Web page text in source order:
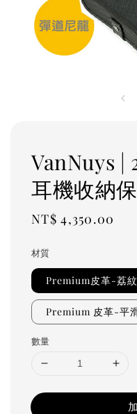
VanNuys |
耳機收納
Regular
NT$ 4,350.00
材質
Premium皮革-荔紋
Premium 皮革-平
數量